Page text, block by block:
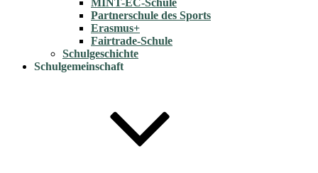
MINT-EC-Schule
Partnerschule des Sports
Erasmus+
Fairtrade-Schule
Schulgeschichte
Schulgemeinschaft